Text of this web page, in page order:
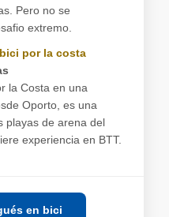
Pero no se
extremo.
por la costa
la Costa en una
Oporto, es una
playas de arena del
experiencia en BTT.
en bici